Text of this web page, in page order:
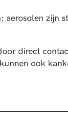
aerosolen zijn
direct
ook